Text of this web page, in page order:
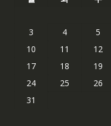
3
4 5
10
11 12
17
18 19
24
25 26
31